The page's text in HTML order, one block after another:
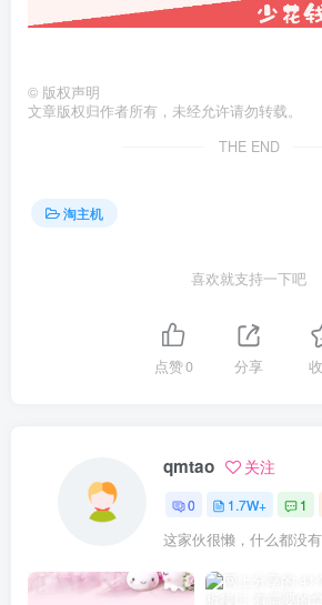
© 版权声明
文章版权归作者所有，未经允许请勿转载。
THE END
淘主机
喜欢就支持一下吧
点赞0 分享
qmtao 关注
0 1.7W+ 1
这家伙很懒，什么都没